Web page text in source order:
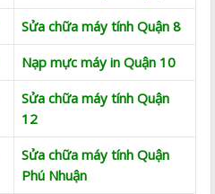
Sửa chữa máy tính Quận 8
Nạp mực máy in Quận 10
Sửa chữa máy tính Quận
12
Sửa chữa máy tính Quận
Phú Nhuận